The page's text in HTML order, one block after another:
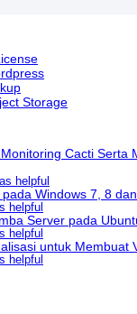
Storage
Cacti Serta
helpful
Windows 7, 8
helpful
Server pada
helpful
untuk Membuat
helpful